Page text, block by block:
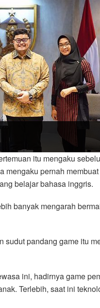
itu mengaku
mengaku pernah
belajar bahasa inggris.
banyak mengarah
sudut pandang game itu
ini, hadirnya game
Terlebih, saat ini